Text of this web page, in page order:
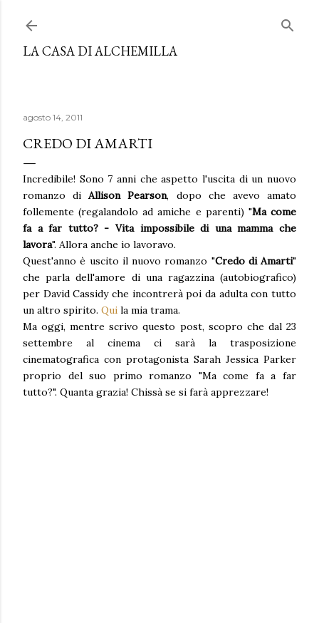
Passa ai contenuti principali
LA CASA DI ALCHEMILLA
agosto 14, 2011
CREDO DI AMARTI
Incredibile! Sono 7 anni che aspetto l'uscita di un nuovo
romanzo diAllison Pearson, dopo che avevo amato
follemente (regalandolo ad amiche e parenti) "Ma come
fa a far tutto? - Vita impossibile di una mamma che
lavora". Allora anche io lavoravo.
Quest'anno è uscito il nuovo romanzo "Credo di Amarti"
che parla dell'amore di una ragazzina (autobiografico)
per David Cassidy che incontrerà poi da adulta con tutto
un altro spirito. Qui la mia trama.
Ma oggi, mentre scrivo questo post, scopro che dal 23
settembre al cinema ci sarà la trasposizione
cinematografica con protagonista Sarah Jessica Parker
proprio del suo primo romanzo "Ma come fa a far
tutto?". Quanta grazia! Chissà se si farà apprezzare!